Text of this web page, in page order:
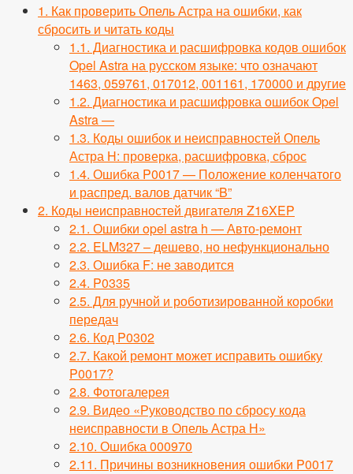
1. Как проверить Опель Астра на ошибки, как
сбросить и читать коды
1.1. Диагностика и расшифровка кодов ошибок
Opel Astra на русском языке: что означают
1463, 059761, 017012, 001161, 170000 и другие
1.2. Диагностика и расшифровка ошибок Opel
Astra —
1.3. Коды ошибок и неисправностей Опель
Астра H: проверка, расшифровка, сброс
1.4. Ошибка P0017 — Положение коленчатого
и распред. валов датчик “B”
2. Коды неисправностей двигателя Z16XEP
2.1. Ошибки opel astra h — Авто-ремонт
2.2. ELM327 – дешево, но нефункционально
2.3. Ошибка F: не заводится
2.4. P0335
2.5. Для ручной и роботизированной коробки
передач
2.6. Код P0302
2.7. Какой ремонт может исправить ошибку
P0017?
2.8. Фотогалерея
2.9. Видео «Руководство по сбросу кода
неисправности в Опель Астра Н»
2.10. Ошибка 000970
2.11. Причины возникновения ошибки P0017